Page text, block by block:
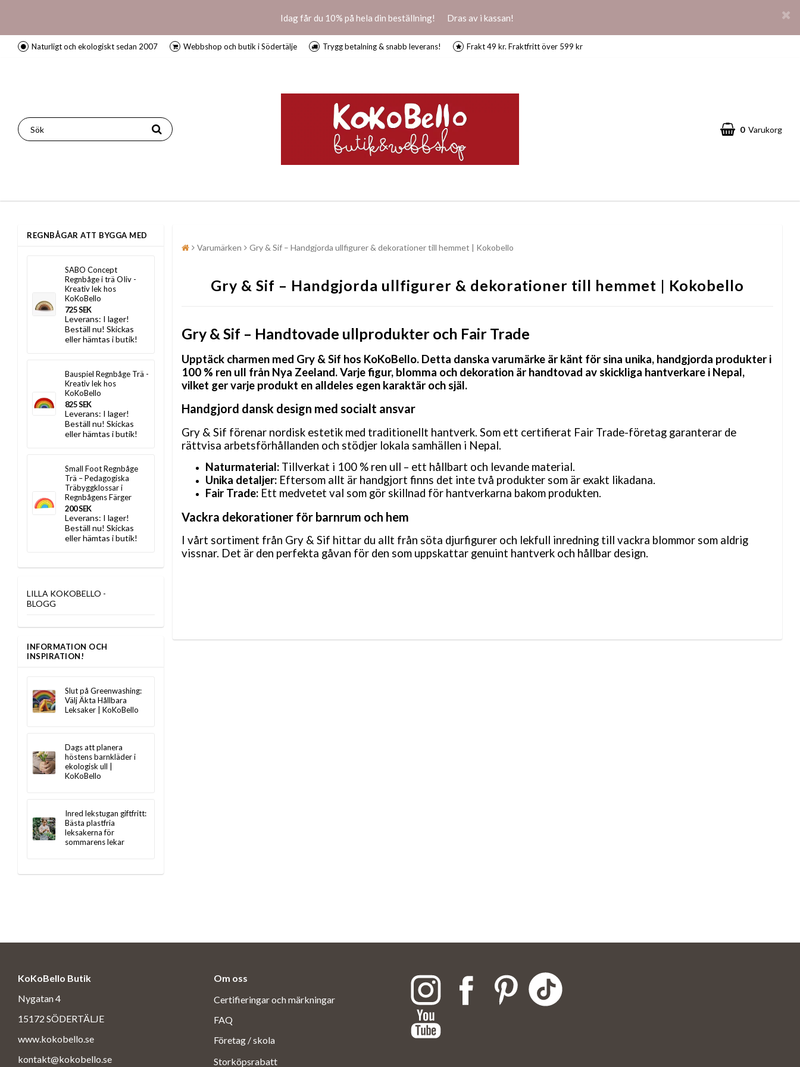
Idag får du 10% på hela din beställning! Dras av i kassan!
Naturligt och ekologiskt sedan 2007 Webbshop och butik i Södertälje Trygg betalning & snabb leverans! Frakt 49 kr. Fraktfritt över 599 kr
0 Varukorg
REGNBÅGAR ATT BYGGA MED
SABO Concept
Regnbåge i trä OIiv -
Kreativ lek hos
KoKoBello
725 SEK
Leverans: I lager!
Beställ nu! Skickas
eller hämtas i butik!
Bauspiel Regnbåge Trä -
Kreativ lek hos
KoKoBello
825 SEK
Leverans: I lager!
Beställ nu! Skickas
eller hämtas i butik!
Small Foot Regnbåge
Trä – Pedagogiska
Träbyggklossar i
Regnbågens Färger
200 SEK
Leverans: I lager!
Beställ nu! Skickas
eller hämtas i butik!
LILLA KOKOBELLO -
BLOGG
INFORMATION OCH
INSPIRATION!
Slut på Greenwashing:
Välj Äkta Hållbara
Leksaker | KoKoBello
Dags att planera
höstens barnkläder i
ekologisk ull |
KoKoBello
Inred lekstugan giftfritt:
Bästa plastfria
leksakerna för
sommarens lekar
Varumärken Gry & Sif – Handgjorda ullfigurer & dekorationer till hemmet | Kokobello
Gry & Sif – Handgjorda ullfigurer & dekorationer till hemmet | Kokobello
Gry & Sif – Handtovade ullprodukter och Fair Trade
Upptäck charmen med Gry & Sif hos KoKoBello. Detta danska varumärke är känt för sina unika, handgjorda produkter i
100 % ren ull från Nya Zeeland. Varje figur, blomma och dekoration är handtovad av skickliga hantverkare i Nepal,
vilket ger varje produkt en alldeles egen karaktär och själ.
Handgjord dansk design med socialt ansvar
Gry & Sif förenar nordisk estetik med traditionellt hantverk. Som ett certifierat Fair Trade-företag garanterar de
rättvisa arbetsförhållanden och stödjer lokala samhällen i Nepal.
Naturmaterial: Tillverkat i 100 % ren ull – ett hållbart och levande material.
Unika detaljer: Eftersom allt är handgjort finns det inte två produkter som är exakt likadana.
Fair Trade: Ett medvetet val som gör skillnad för hantverkarna bakom produkten.
Vackra dekorationer för barnrum och hem
I vårt sortiment från Gry & Sif hittar du allt från söta djurfigurer och lekfull inredning till vackra blommor som aldrig
vissnar. Det är den perfekta gåvan för den som uppskattar genuint hantverk och hållbar design.
KoKoBello Butik
Nygatan 4
15172 SÖDERTÄLJE
www.kokobello.se
kontakt@kokobello.se
Om oss
Certifieringar och märkningar
FAQ
Företag / skola
Storköpsrabatt